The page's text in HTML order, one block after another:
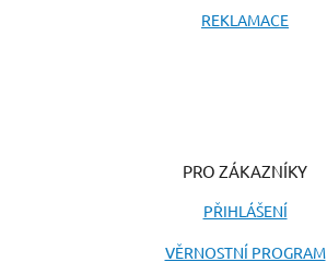
REKLAMACE
PRO ZÁKAZNÍKY
PŘIHLÁŠENÍ
VĚRNOSTNÍ PROGRAM